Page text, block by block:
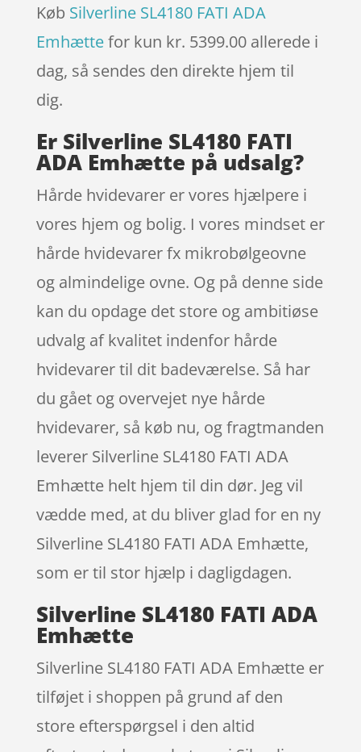
Køb Silverline SL4180 FATI ADA
Emhættefor kun kr. 5399.00 allerede i
dag, så sendes den direkte hjem til
dig.
Er Silverline SL4180 FATI
ADA Emhætte på udsalg?
Hårde hvidevarer er vores hjælpere i
vores hjem og bolig. I vores mindset er
hårde hvidevarer fx mikrobølgeovne
og almindelige ovne. Og på denne side
kan du opdage det store og ambitiøse
udvalg af kvalitet indenfor hårde
hvidevarer til dit badeværelse. Så har
du gået og overvejet nye hårde
hvidevarer, så køb nu, og fragtmanden
leverer Silverline SL4180 FATI ADA
Emhætte helt hjem til din dør. Jeg vil
vædde med, at du bliver glad for en ny
Silverline SL4180 FATI ADA Emhætte,
som er til stor hjælp i dagligdagen.
Silverline SL4180 FATI ADA
Emhætte
Silverline SL4180 FATI ADA Emhætte er
tilføjet i shoppen på grund af den
store efterspørgsel i den altid